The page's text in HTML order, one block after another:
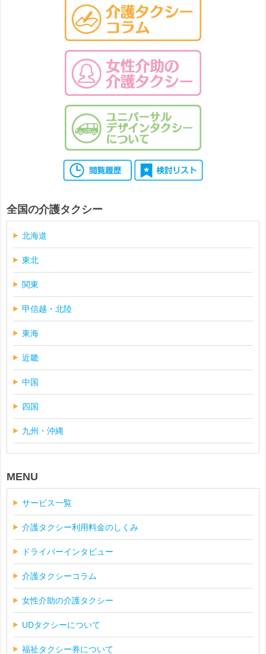
全国の介護タクシー
北海道
東北
関東
甲信越・北陸
東海
近畿
中国
四国
九州・沖縄
MENU
サービス一覧
介護タクシー利用料金のしくみ
ドライバーインタビュー
介護タクシーコラム
女性介助の介護タクシー
UDタクシーについて
福祉タクシー券について